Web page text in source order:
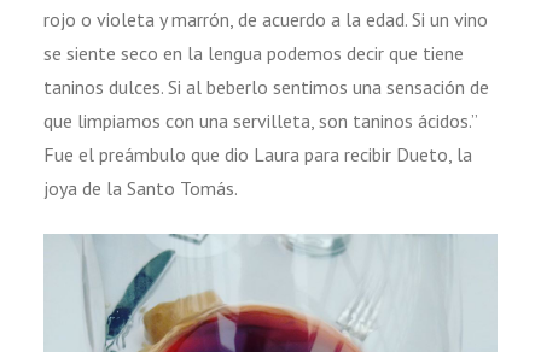
rojo o violeta y marrón, de acuerdo a la edad. Si un vino
se siente seco en la lengua podemos decir que tiene
taninos dulces. Si al beberlo sentimos una sensación de
que limpiamos con una servilleta, son taninos ácidos.”
Fue el preámbulo que dio Laura para recibir Dueto, la
joya de la Santo Tomás.